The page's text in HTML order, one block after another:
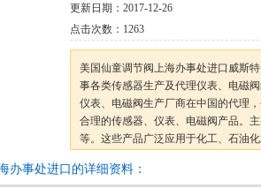
更新日期： 2017-12-26
点击次数： 1263
美国仙童调节阀上海办事处进口威斯
事各类传感器生产及代理仪表、电磁
仪表、电磁阀生产厂商在中国的代理
合理的传感器、仪表、电磁阀产品。
等。这些产品广泛应用于化工、石油
办事处进口的详细资料：